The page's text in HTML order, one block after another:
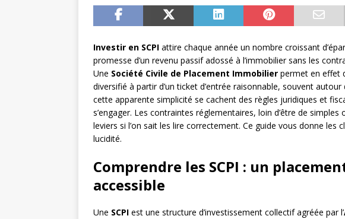
Investir en SCPI attire chaque année un nombre croissant
promesse d’un revenu passif adossé à l’immobilier sans les
Une Société Civile de Placement Immobilier permet en effet
diversifié à partir d’un ticket d’entrée raisonnable, souvent autour
cette apparente simplicité se cachent des règles juridiques et
s’engager. Les contraintes réglementaires, loin d’être de
leviers si l’on sait les lire correctement. Ce guide vous donne les
lucidité.
Comprendre les SCPI : un
accessible
Une SCPI est une structure d’investissement collectif agréée par l’